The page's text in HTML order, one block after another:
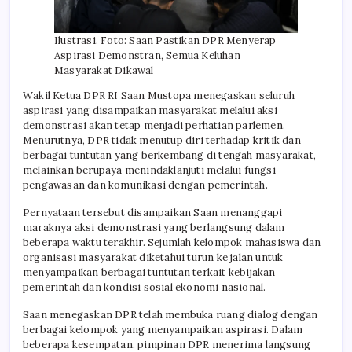
Ilustrasi. Foto: Saan Pastikan DPR Menyerap
Aspirasi Demonstran, Semua Keluhan
Masyarakat Dikawal
Wakil Ketua DPR RI Saan Mustopa menegaskan seluruh
aspirasi yang disampaikan masyarakat melalui aksi
demonstrasi akan tetap menjadi perhatian parlemen.
Menurutnya, DPR tidak menutup diri terhadap kritik dan
berbagai tuntutan yang berkembang di tengah masyarakat,
melainkan berupaya menindaklanjuti melalui fungsi
pengawasan dan komunikasi dengan pemerintah.
Pernyataan tersebut disampaikan Saan menanggapi
maraknya aksi demonstrasi yang berlangsung dalam
beberapa waktu terakhir. Sejumlah kelompok mahasiswa dan
organisasi masyarakat diketahui turun ke jalan untuk
menyampaikan berbagai tuntutan terkait kebijakan
pemerintah dan kondisi sosial ekonomi nasional.
Saan menegaskan DPR telah membuka ruang dialog dengan
berbagai kelompok yang menyampaikan aspirasi. Dalam
beberapa kesempatan, pimpinan DPR menerima langsung